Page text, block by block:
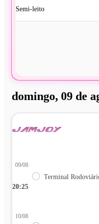
Semi-leito
domingo, 09 de
20:25
09/08
Terminal
10/08